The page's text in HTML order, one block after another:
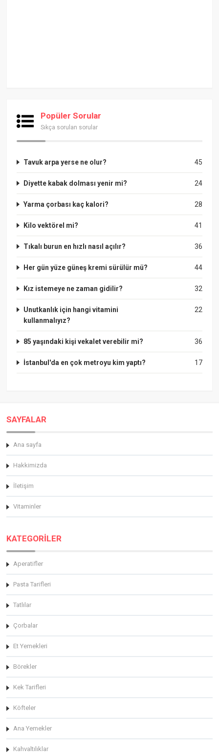
Popüler Sorular
Sıkça sorulan sorular
45
Tavuk arpa yerse ne olur?
24
Diyette kabak dolması yenir mi?
28
Yarma çorbası kaç kalori?
41
Kilo vektörel mi?
36
Tıkalı burun en hızlı nasıl açılır?
44
Her gün yüze güneş kremi sürülür mü?
32
Kız istemeye ne zaman gidilir?
22
Unutkanlık için hangi vitamini
kullanmalıyız?
36
85 yaşındaki kişi vekalet verebilir mi?
17
İstanbul'da en çok metroyu kim yaptı?
SAYFALAR
Ana sayfa
Hakkimizda
İletişim
Vitaminler
KATEGORİLER
Aperatifler
Pasta Tarifleri
Tatlılar
Çorbalar
Et Yemekleri
Börekler
Kek Tarifleri
Köfteler
Ana Yemekler
Kahvaltılıklar